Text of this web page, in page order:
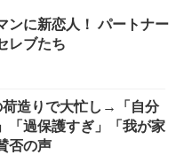
ンに新恋人！ パートナー
レブたち
荷造りで大忙し→「自分
「過保護すぎ」「我が家
否の声